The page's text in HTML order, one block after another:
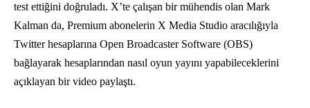
test ettiğini doğruladı. X’te çalışan bir mühendis olan Mark
Kalman da, Premium abonelerin X Media Studio aracılığıyla
Twitter hesaplarına Open Broadcaster Software (OBS)
bağlayarak hesaplarından nasıl oyun yayını yapabileceklerini
açıklayan bir video paylaştı.